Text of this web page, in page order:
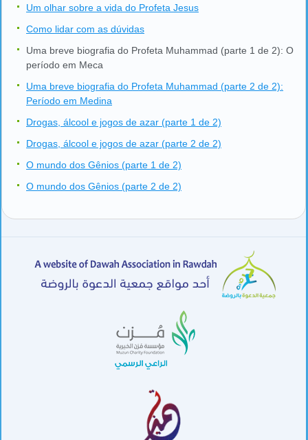
Um olhar sobre a vida do Profeta Jesus
Como lidar com as dúvidas
Uma breve biografia do Profeta Muhammad (parte 1 de 2): O
período em Meca
Uma breve biografia do Profeta Muhammad (parte 2 de 2):
Período em Medina
Drogas, álcool e jogos de azar (parte 1 de 2)
Drogas, álcool e jogos de azar (parte 2 de 2)
O mundo dos Gênios (parte 1 de 2)
O mundo dos Gênios (parte 2 de 2)